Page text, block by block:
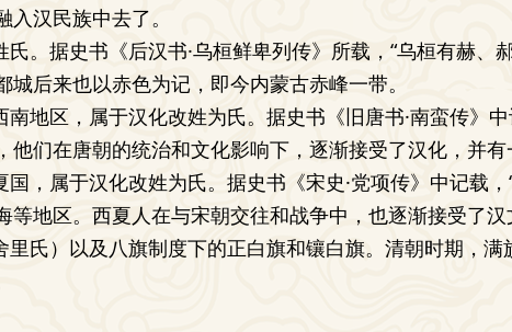
汉民族中去了。
。据史书《后汉书·乌桓鲜卑列传》所载，“乌桓有赫
后来也以赤色为记，即今内蒙古赤峰一带。
地区，属于汉化改姓为氏。据史书《旧唐书·南蛮传》
们在唐朝的统治和文化影响下，逐渐接受了汉化，并有
，属于汉化改姓为氏。据史书《宋史·党项传》中记载
地区。西夏人在与宋朝交往和战争中，也逐渐接受了汉
里氏）以及八旗制度下的正白旗和镶白旗。清朝时期，